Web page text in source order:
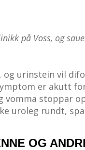
på Voss, og
og urinstein vil
er akutt
vomma stoppar
uroleg rundt,
OG